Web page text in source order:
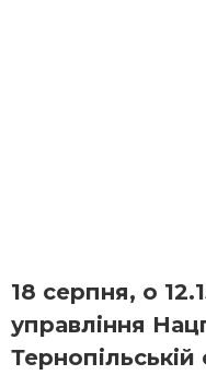
18 серпня, о
управління